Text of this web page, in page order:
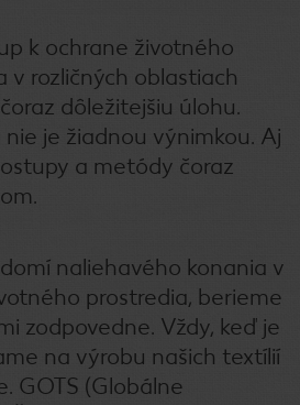
k ochrane životného
v rozličných oblastiach
dôležitejšiu úlohu.
je žiadnou výnimkou. Aj
a metódy čoraz
naliehavého konania v
prostredia, berieme
zodpovedne. Vždy, keď je
na výrobu našich textílií
GOTS (Globálne